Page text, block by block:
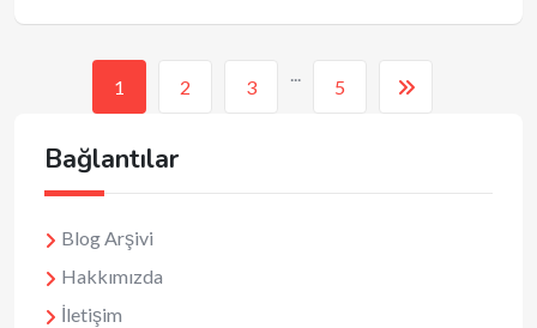
1 2 3
...
5
Bağlantılar
Blog Arşivi
Hakkımızda
İletişim